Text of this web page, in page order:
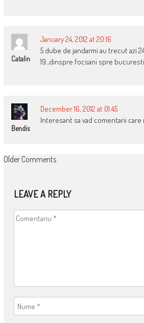
Catalin
January 24, 2012 at 20:16
5 dube de jandarmi au trecut azi
19.,dinspre focsani spre bucuresti
Bendis
December 16, 2012 at 01:45
Interesant sa vad comentarii care
COMMENT
Older Comments
LEAVE A REPLY